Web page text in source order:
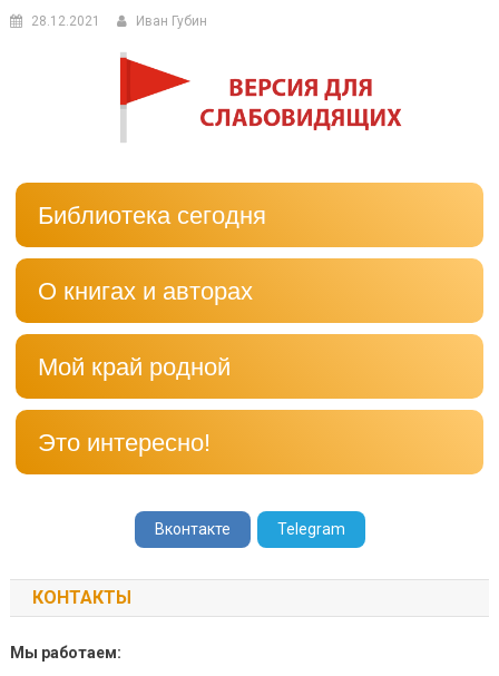
28.12.2021 Иван Губин
Библиотека сегодня
О книгах и авторах
Мой край родной
Это интересно!
Вконтакте Telegram
КОНТАКТЫ
Мы работаем: